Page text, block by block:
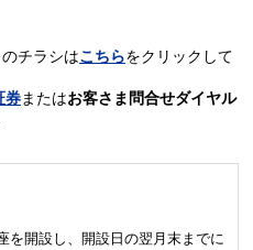
チラシはこちらをクリックして
券またはお客さま問合せダイヤル
を開設し、開設日の翌月末までに